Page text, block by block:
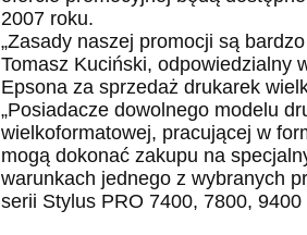
2007 roku.
„Zasady naszej promocji są
Tomasz Kuciński, odpowiedzialny
Epsona za sprzedaż drukarek
„Posiadacze dowolnego modelu
wielkoformatowej, pracującej w
mogą dokonać zakupu na
warunkach jednego z wybranych
serii Stylus PRO 7400, 7800, 9400